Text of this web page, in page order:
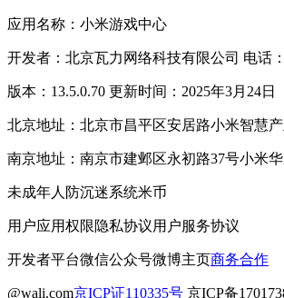
应用名称：小米游戏中心
开发者：北京瓦力网络科技有限公司 电话
版本：13.5.0.70 更新时间：2025年3月24日
北京地址：北京市昌平区安居路小米智慧产
南京地址：南京市建邺区永初路37号小米
未成年人防沉迷系统米币
用户应用权限隐私协议用户服务协议
开发者平台微信公众号微博主页商务合作
@wali.com京ICP证110335号 京ICP备